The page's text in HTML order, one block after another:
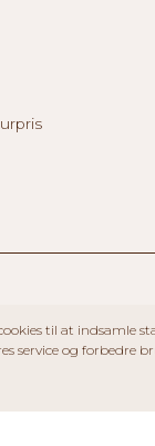
til at indsamle
service og forbedre